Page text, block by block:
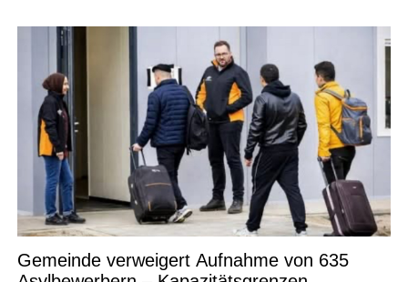
Gemeinde verweigert Aufnahme von 635